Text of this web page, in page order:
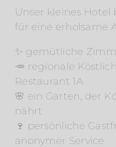
Unser kleines Hotel
für eine erholsame
✨ gemütliche
🥕 regionale
Restaurant 1A
🌸 ein Garten, der
nährt
🍷 persönliche
anonymer Service